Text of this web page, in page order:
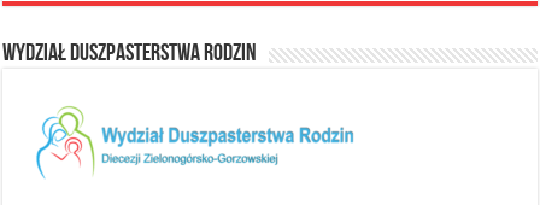
Wydział Duszpasterstwa Rodzin